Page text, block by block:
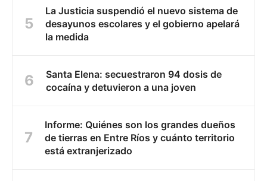
La Justicia suspendió el nuevo sistema de
desayunos escolares y el gobierno apelará
la medida
Santa Elena: secuestraron 94 dosis de
cocaína y detuvieron a una joven
Informe: Quiénes son los grandes dueños
de tierras en Entre Ríos y cuánto territorio
está extranjerizado